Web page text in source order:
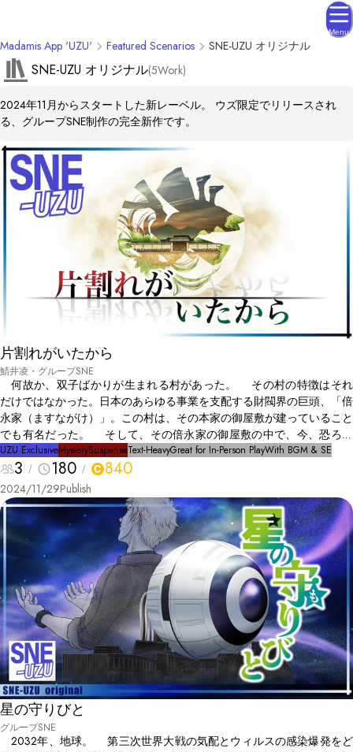
Menu
Madamis App 'UZU' Featured Scenarios SNE-UZU オリジナル
SNE-UZU オリジナル(5Work)
2024年11月からスタートした新レーベル。 ウズ限定でリリースされ
る、グループSNE制作の完全新作です。
片割れがいたから
鯖井凌・グループSNE
何故か、双子ばかりが生まれる村があった。 その村の特徴はそれ
だけではなかった。日本のあらゆる事業を支配する財閥界の巨頭、「倍
永家（ますながけ）」。この村は、その本家の御屋敷が建っていること
でも有名だった。 そして、その倍永家の御屋敷の中で、今、恐ろし
い事件が起きていた。 ことの発端は3日前。直近に身罷っていた倍永
家の総帥は、遺産の分配率を記した遺言書を残しており、それがこの
日、親族一同の前で読み上げられたのだ。そこには、こう書かれてい
た。 「遺産は全て、7人の孫に譲渡する。7人の中で唯一1人で生まれた
桜子に4分の3を、残りの6人、松壱、松弐、竹壱、竹弐、梅壱、梅弐に
は、残りの遺産を公平に分けた24分の1を譲渡する。」 孫へ遺産を送
るのは、倍永家にとっては慣例のことである。つまり、波乱を呼んだの
はこの遺産分配率だった。意味不明な差別を受けた6名は当然怒りをあ
らわにするも、この手続きは粛々と進行していった。 そして、次の
日の朝。御屋敷の中央にある井戸の中で、恐ろしいものが発見される。
殺害された、桜子の遺体である。 当然即座に警察が呼ばれ、日をま
たいで捜査が進められたが、決定的な証拠が無く、いまだに犯人を特定
できずにいた。 その理由に、倍永家の親族達は気づいていた。なぜ
なら、死体があった御屋敷とは別に、警察が調べられないもうひとつの
屋敷、通称「副屋敷」がこの本家の離れにあったからだ。そこは、倍永
家が創業から長い時間をかけて警察組織に根回しし、刑事不介入の地と
して作り上げた屋敷だったのである。さらにその副屋敷は現在、遺産分
配に最も関係する孫7名の部屋でもあった。 これを予感していた親族
達は、死体が見つかってすぐに、全ての人物、特に孫6名が副屋敷へ入
UZU ExclusiveMysterySuspenseText-HeavyGreat for In-Person PlayWith BGM & SE
3 180 840
2024/11/29Publish
星の守りびと
グループSNE
2032年、地球。 第三次世界大戦の気配とウィルスの感染爆発をど